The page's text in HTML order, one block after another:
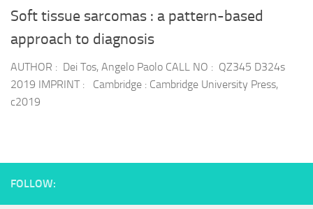
Soft tissue sarcomas : a pattern-based
approach to diagnosis
AUTHOR : Dei Tos, Angelo Paolo CALL NO : QZ345 D324s
2019 IMPRINT : Cambridge : Cambridge University Press,
c2019
FOLLOW: